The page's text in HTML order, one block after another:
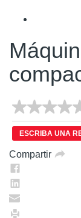
ESCRIBA UNA
Compartir